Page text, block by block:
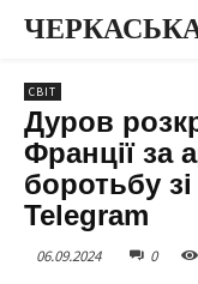
СВІТ
Дуров
Франції за
боротьбу
Telegram
06.09.2024 0